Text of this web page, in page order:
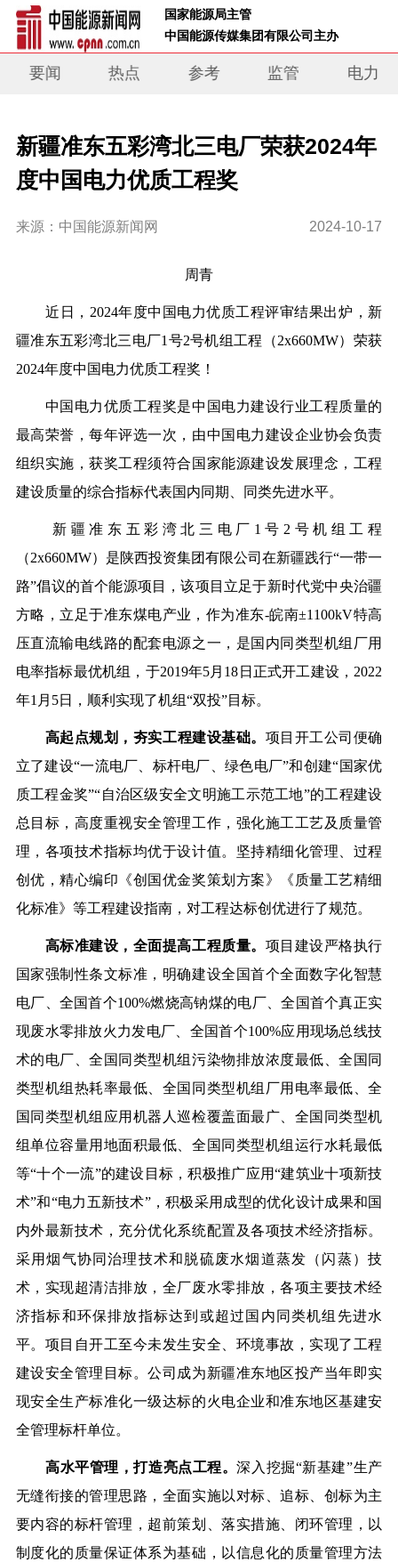
国家能源局主管
中国能源传媒集团有限公司主办
要闻 热点 参考 监管 电力
新疆准东五彩湾北三电厂荣获2024年
度中国电力优质工程奖
来源：中国能源新闻网 2024-10-17
周青
近日，2024年度中国电力优质工程评审结果出炉，新
疆准东五彩湾北三电厂1号2号机组工程（2x660MW）荣获
2024年度中国电力优质工程奖！
中国电力优质工程奖是中国电力建设行业工程质量的
最高荣誉，每年评选一次，由中国电力建设企业协会负责
组织实施，获奖工程须符合国家能源建设发展理念，工程
建设质量的综合指标代表国内同期、同类先进水平。
新疆准东五彩湾北三电厂1号2号机组工程
（2x660MW）是陕西投资集团有限公司在新疆践行“一带一
路”倡议的首个能源项目，该项目立足于新时代党中央治疆
方略，立足于准东煤电产业，作为准东-皖南±1100kV特高
压直流输电线路的配套电源之一，是国内同类型机组厂用
电率指标最优机组，于2019年5月18日正式开工建设，2022
年1月5日，顺利实现了机组“双投”目标。
高起点规划，夯实工程建设基础。 项目开工公司便确
立了建设“一流电厂、标杆电厂、绿色电厂”和创建“国家优
质工程金奖”“自治区级安全文明施工示范工地”的工程建设
总目标，高度重视安全管理工作，强化施工工艺及质量管
理，各项技术指标均优于设计值。坚持精细化管理、过程
创优，精心编印《创国优金奖策划方案》《质量工艺精细
化标准》等工程建设指南，对工程达标创优进行了规范。
高标准建设，全面提高工程质量。 项目建设严格执行
国家强制性条文标准，明确建设全国首个全面数字化智慧
电厂、全国首个100%燃烧高钠煤的电厂、全国首个真正实
现废水零排放火力发电厂、全国首个100%应用现场总线技
术的电厂、全国同类型机组污染物排放浓度最低、全国同
类型机组热耗率最低、全国同类型机组厂用电率最低、全
国同类型机组应用机器人巡检覆盖面最广、全国同类型机
组单位容量用地面积最低、全国同类型机组运行水耗最低
等“十个一流”的建设目标，积极推广应用“建筑业十项新技
术”和“电力五新技术”，积极采用成型的优化设计成果和国
内外最新技术，充分优化系统配置及各项技术经济指标。
采用烟气协同治理技术和脱硫废水烟道蒸发（闪蒸）技
术，实现超清洁排放，全厂废水零排放，各项主要技术经
济指标和环保排放指标达到或超过国内同类机组先进水
平。项目自开工至今未发生安全、环境事故，实现了工程
建设安全管理目标。公司成为新疆准东地区投产当年即实
现安全生产标准化一级达标的火电企业和准东地区基建安
全管理标杆单位。
高水平管理，打造亮点工程。深入挖掘“新基建”生产
无缝衔接的管理思路，全面实施以对标、追标、创标为主
要内容的标杆管理，超前策划、落实措施、闭环管理，以
制度化的质量保证体系为基础，以信息化的质量管理方法